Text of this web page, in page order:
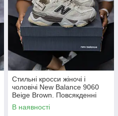
Стильні кросси жіночі і
чоловічі New Balance 9060
Beige Brown. Повсякденні
унісекс кроссівки Нью Беленс
9060.
В наявності